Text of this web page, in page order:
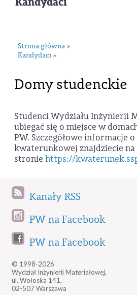
Strona główna »
Kandydaci »
Domy studenckie
Studenci Wydziału Inżynierii
ubiegać się o miejsce w
PW. Szczegółowe informacje
kwaterunkowej znajdziecie na
stronie https://
Kanały RSS
PW na Facebook
PW na Facebook
© 1998-2026
Wydział Inżynierii Materiałowej,
ul. Wołoska 141,
02-507 Warszawa